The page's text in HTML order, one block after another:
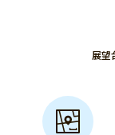
展望